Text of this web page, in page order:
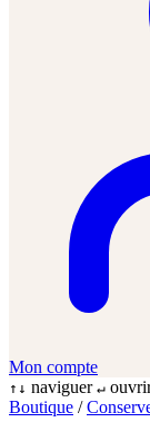
Mon compte
↑↓ naviguer ↵
Boutique /